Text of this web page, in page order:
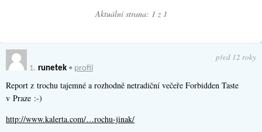
Aktuální strana: 1 z 1
1. runetek • profil
před 12 roky
Report z trochu tajemné a rozhodně netradiční večeře Forbidden Taste
v Praze :-)
http://www.kalerta.com/…rochu-jinak/